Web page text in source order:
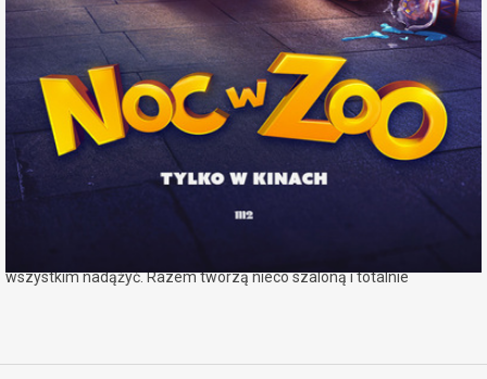
śpią, gdy z nieba spada… meteoryt. Bum! I robi się naprawdę dziwnie.
Część zwierzaków zamienia się w neonowe, żelkowate stwory o
bardzo podejrzanych właściwościach, a całe zoo ogarnia totalny
chaos. Do akcji wkracza duet, który do tej pory wolał omijać się
szerokim łukiem: bystra wilczyca Gracie i przypakowany, lekko nadęty
puma Dan, którzy w obliczu zbliżającej się katastrofy nie mają innego
wyjścia, jak połączyć siły i razem znaleźć wyjście z tarapatów.
Dołączają do nich zadziorna kapibara Frida, sprytny pawian Felix,
wszystkim nadążyć. Razem tworzą nieco szaloną i totalnie